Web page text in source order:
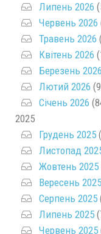
Липень 2026
Червень 2026
Травень 2026
Квітень 2026
Березень 2026
Лютий 2026
Січень 2026
2025
Грудень 2025
Листопад
Жовтень 2025
Вересень 2025
Серпень 2025
Липень 2025
Червень 2025